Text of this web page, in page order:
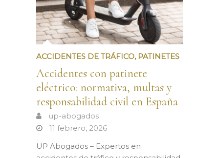
ACCIDENTES DE TRÁFICO, PATINETES
Accidentes con patinete
eléctrico: normativa, multas y
responsabilidad civil en España
up-abogados
11 febrero, 2026
UP Abogados – Expertos en